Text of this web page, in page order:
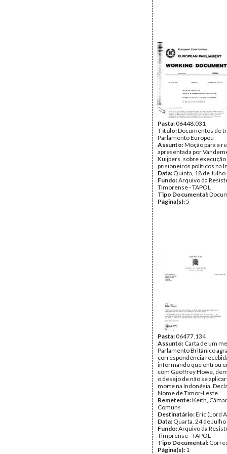
Pasta:06448.031
Título:Documentos de
Parlamento Europeu
Assunto:Moção para a
apresentada por
Kuijpers, sobre execução
prisioneiros políticos na
Data: Quinta, 18 de
Fundo:Arquivo da
Timorense - TAPOL
Tipo Documental:
Página(s):5
Pasta:06477.134
Assunto: Carta de um
Parlamento Britânico
correspondência
informando que entrou
com Geoffrey Howe,
o desejo de não se
morte na Indonésia.
Nome de Timor-Leste.
Remetente:Keith,
Comuns
Destinatário:Eric (Lord
Data: Quarta, 24 de
Fundo:Arquivo da
Timorense - TAPOL
Tipo Documental:
Página(s): 1